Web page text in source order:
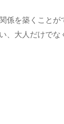
係を築くことが
、大人だけでな